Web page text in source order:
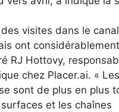
visites dans le
ont considérablement
RJ Hottovy,
chez Placer.ai. « Les
sont de plus en plus
et les chaînes